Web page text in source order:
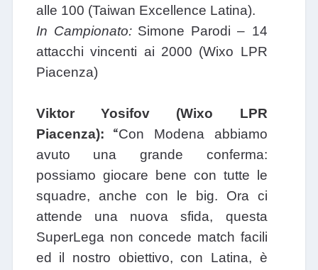
alle 100 (Taiwan Excellence Latina).
In Campionato: Simone Parodi – 14
attacchi vincenti ai 2000 (Wixo LPR
Piacenza)
Viktor Yosifov (Wixo LPR
Piacenza):
“Con Modena abbiamo
avuto una grande conferma:
possiamo giocare bene con tutte le
squadre, anche con le big. Ora ci
attende una nuova sfida, questa
SuperLega non concede match facili
ed il nostro obiettivo, con Latina, è